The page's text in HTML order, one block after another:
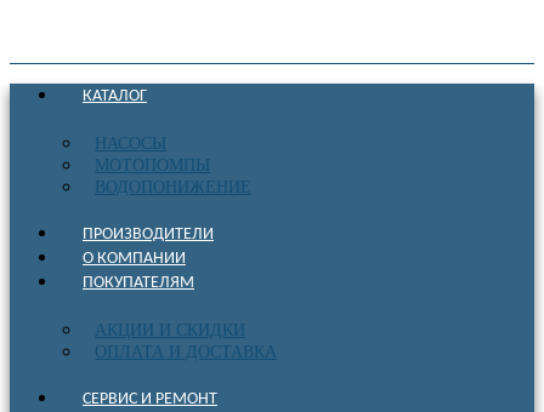
КАТАЛОГ
НАСОСЫ
МОТОПОМПЫ
ВОДОПОНИЖЕНИЕ
ПРОИЗВОДИТЕЛИ
О КОМПАНИИ
ПОКУПАТЕЛЯМ
АКЦИИ И СКИДКИ
ОПЛАТА И ДОСТАВКА
СЕРВИС И РЕМОНТ